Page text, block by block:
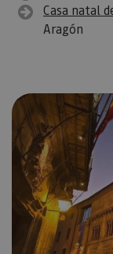
Casa natal
Aragón